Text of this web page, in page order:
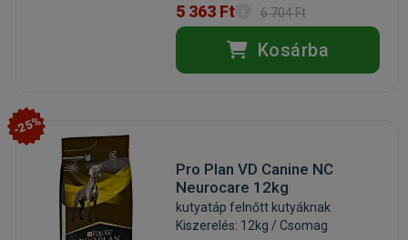
5 363 Ft 6 704 Ft
Kosárba
-25%
Pro Plan VD Canine NC
Neurocare 12kg
kutyatáp felnőtt kutyáknak
Kiszerelés: 12kg / Csomag